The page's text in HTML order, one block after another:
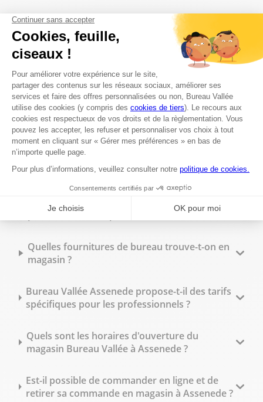
Proposez-vous un service d'impression à
Assenede ?
Est-il possible de faire des photocopies en
magasin ?
Peut-on faire imprimer des flyers à Bureau
Vallée Assenede ?
Quels types de reliure sont disponibles en
magasin ?
Peut-on commander des tampons
personnalisés sur place ?
Quelles fournitures de bureau trouve-t-on en
magasin ?
Bureau Vallée Assenede propose-t-il des tarifs
spécifiques pour les professionnels ?
Quels sont les horaires d'ouverture du
magasin Bureau Vallée à Assenede ?
Est-il possible de commander en ligne et de
retirer sa commande en magasin à Assenede ?